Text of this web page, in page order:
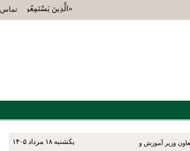
«الَّذِينَ يَسْتَمِعُونَ الْقَوْلَ
تماس
يکشنبه ۱۸ مرداد ۱۴۰۵ وزیر آموزش و پرورش و